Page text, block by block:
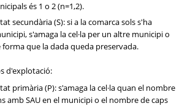
és 1 o 2 (n=1,2).
secundària (S): si a la comarca sols s'ha
s'amaga la cel·la per un altre municipi o
forma que la dada queda preservada.
d'explotació:
primària (P): s'amaga la cel·la quan el nombre
amb SAU en el municipi o el nombre de caps